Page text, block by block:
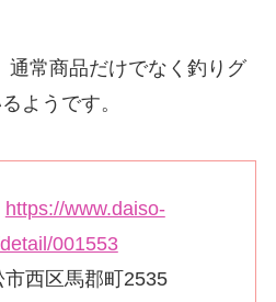
通常商品だけでなく釣りグ
ようです。
https://www.daiso-
001553
西区馬郡町2535